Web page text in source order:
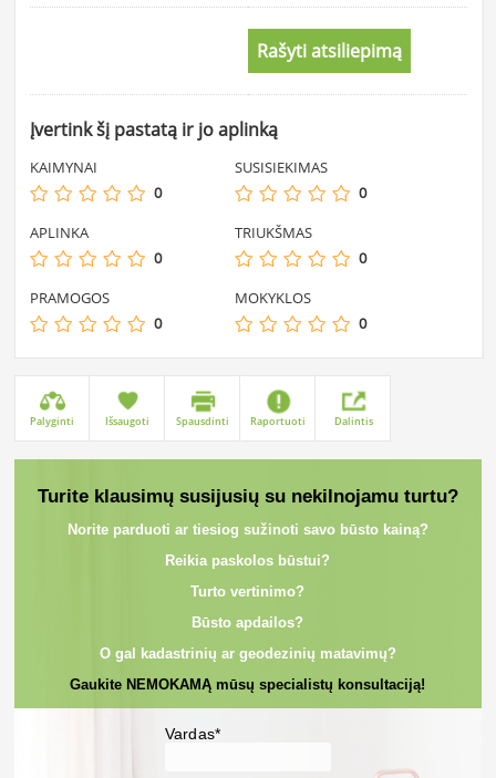
Rašyti atsiliepimą
Įvertink šį pastatą ir jo aplinką
KAIMYNAI
0
SUSISIEKIMAS
0
APLINKA
0
TRIUKŠMAS
0
PRAMOGOS
0
MOKYKLOS
0
Palyginti Išsaugoti Spausdinti Raportuoti Dalintis
Turite klausimų susijusių su nekilnojamu turtu?
Norite parduoti ar tiesiog sužinoti savo būsto kainą?
Reikia paskolos būstui?
Turto vertinimo?
Būsto apdailos?
O gal kadastrinių ar geodezinių matavimų?
Gaukite NEMOKAMĄ mūsų specialistų konsultaciją!
Vardas*